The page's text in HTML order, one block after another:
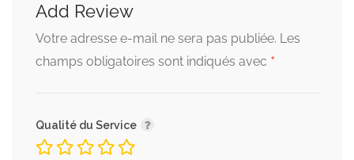
Add Review
Votre adresse e-mail ne sera pas publiée. Les
champs obligatoires sont indiqués avec *
Qualité du Service